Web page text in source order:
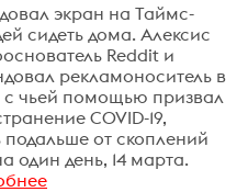
экран на Таймс-
сидеть дома. Алексис
Reddit и
рекламоноситель в
чьей помощью призвал
COVID-19,
от скоплений
один день, 14 марта.